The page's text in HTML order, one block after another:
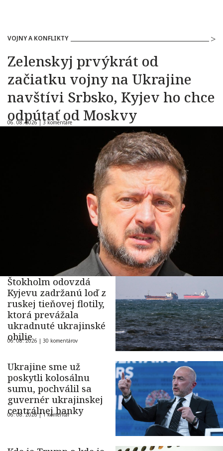
VOJNY A KONFLIKTY
Zelenskyj prvýkrát od
začiatku vojny na Ukrajine
navštívi Srbsko, Kyjev ho chce
odpútať od Moskvy
06. 08. 2026 | 3 komentáre
Štokholm odovzdá
Kyjevu zadržanú loď z
ruskej tieňovej flotily,
ktorá prevážala
ukradnuté ukrajinské
obilie
06. 08. 2026 | 30 komentárov
Ukrajine sme už
poskytli kolosálnu
sumu, pochválil sa
guvernér ukrajinskej
centrálnej banky
06. 08. 2026 |1 komentár